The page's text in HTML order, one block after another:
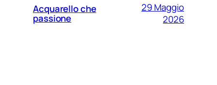
Acquarello che
passione
29 Maggio
2026